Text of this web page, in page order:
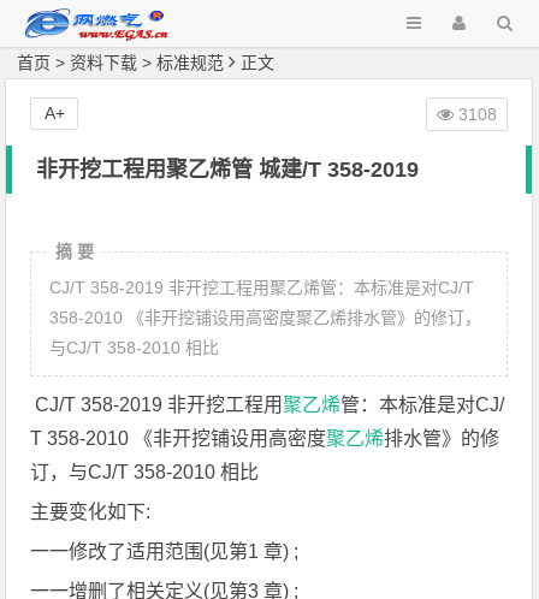
首页 >资料下载 >标准规范 正文
非开挖工程用聚乙烯管 城建/T 358-2019
摘 要
CJ/T 358-2019 非开挖工程用聚乙烯管：本标准是对CJ/T
358-2010 《非开挖铺设用高密度聚乙烯排水管》的修订，
与CJ/T 358-2010 相比
CJ/T 358-2019 非开挖工程用聚乙烯管：本标准是对CJ/
T 358-2010 《非开挖铺设用高密度聚乙烯排水管》的修
订，与CJ/T 358-2010 相比
主要变化如下:
一一修改了适用范围(见第1 章) ;
一一增删了相关定义(见第3 章) ;
3108
A+